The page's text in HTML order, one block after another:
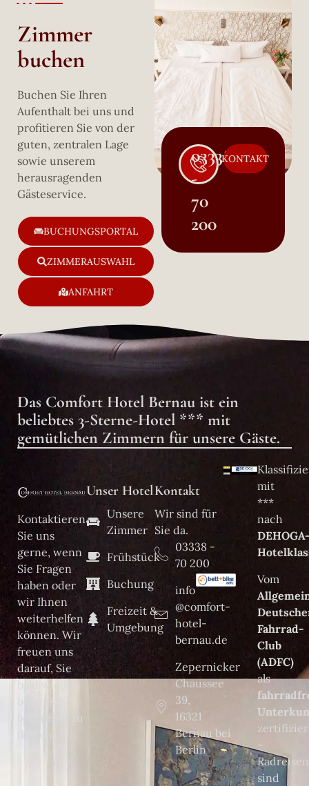
Zimmer
buchen
Buchen Sie Ihren
Aufenthalt bei uns und
profitieren Sie von der
guten, zentralen Lage
sowie unserem
herausragenden
Gästeservice.
BUCHUNGSPORTAL
ZIMMERAUSWAHL
ANFAHRT
03338
-
70
200
KONTAKT
Das Comfort Hotel Bernau ist ein
beliebtes 3-Sterne-Hotel *** mit
gemütlichen Zimmern für unsere Gäste.
Kontaktieren
Sie uns
gerne, wenn
Sie Fragen
haben oder
wir Ihnen
weiterhelfen
können. Wir
freuen uns
darauf, Sie
begrüßen zu
dürfen!
Unser Hotel
Unsere
Zimmer
Frühstück
Buchung
Freizeit &
Umgebung
mit
***
nach
Vom
Fahrrad-
Club
(ADFC)
als
–
sind
Kontakt
Wir sind für
Sie da.
03338 -
70 200
info
@comfort-
hotel-
bernau.de
Zepernicker
Chaussee
39,
16321
Bernau bei
Berlin